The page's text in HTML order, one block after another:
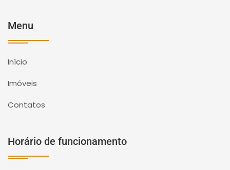
Menu
Início
Imóveis
Contatos
Horário de funcionamento